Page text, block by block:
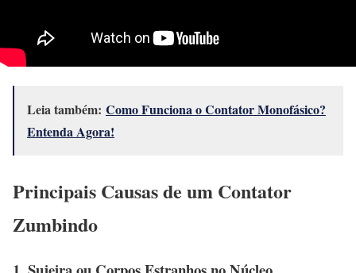
Leia também: Como Funciona o Contator Monofásico?
Entenda Agora!
Principais Causas de um Contator
Zumbindo